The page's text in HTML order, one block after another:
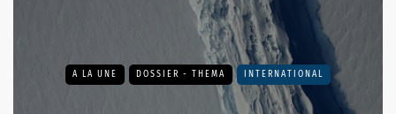
A LA UNE DOSSIER - THEMA INTERNATIONAL